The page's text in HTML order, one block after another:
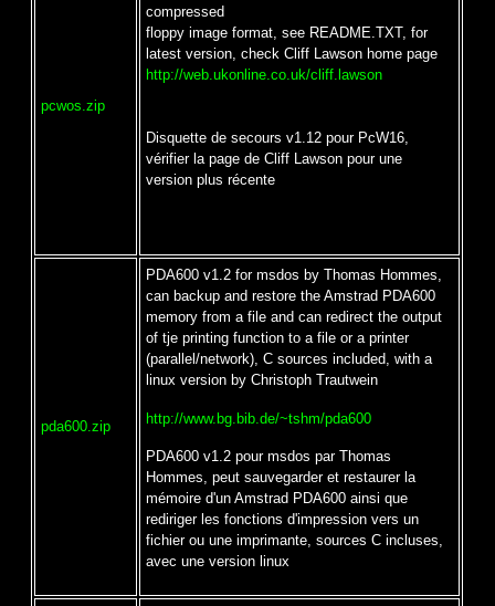
pcwos.zip
compressed
floppy image format, see README.TXT, for
latest version, check Cliff Lawson home page
http://web.ukonline.co.uk/cliff.lawson
Disquette de secours v1.12 pour PcW16,
vérifier la page de Cliff Lawson pour une
version plus récente
pda600.zip
PDA600 v1.2 for msdos by Thomas Hommes,
can backup and restore the Amstrad PDA600
memory from a file and can redirect the output
of tje printing function to a file or a printer
(parallel/network), C sources included, with a
linux version by Christoph Trautwein
http://www.bg.bib.de/~tshm/pda600
PDA600 v1.2 pour msdos par Thomas
Hommes, peut sauvegarder et restaurer la
mémoire d'un Amstrad PDA600 ainsi que
rediriger les fonctions d'impression vers un
fichier ou une imprimante, sources C incluses,
avec une version linux